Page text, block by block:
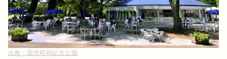
出典： 国営昭和記念公園